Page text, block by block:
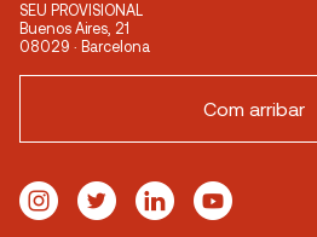
SEU PROVISIONAL
Buenos Aires, 21
08029 · Barcelona
Com arribar